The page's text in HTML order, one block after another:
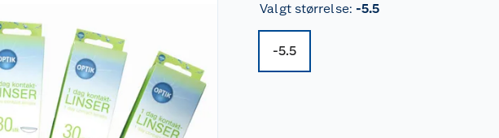
Valgt størrelse: -5.5
-5.5